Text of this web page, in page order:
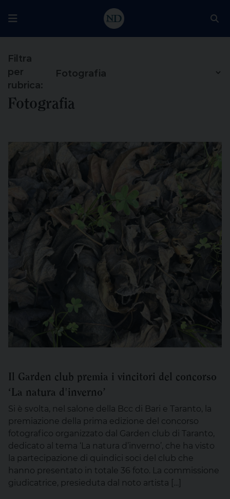
Filtra
per
rubrica:
Fotografia
Il Garden club premia i vincitori del concorso
‘La natura d'inverno’
Si è svolta, nel salone della Bcc di Bari e Taranto, la
premiazione della prima edizione del concorso
fotografico organizzato dal Garden club di Taranto,
dedicato al tema ‘La natura d’inverno’, che ha visto
la partecipazione di quindici soci del club che
hanno presentato in totale 36 foto. La commissione
giudicatrice, presieduta dal noto artista […]